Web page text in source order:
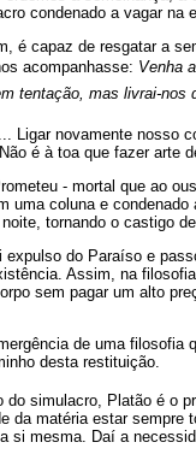
condenado a vagar
é capaz de resgatar a
acompanhasse:
tentação, mas livrai-nos
Ligar novamente nosso
é à toa que fazer arte
- mortal que ao
uma coluna e
tornando o castigo
do Paraíso e
Assim, na
sem pagar um alto
de uma filosofia
desta restituição.
simulacro, Platão é o
da matéria estar sempre
si mesma. Daí a